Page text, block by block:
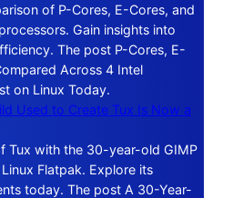
of P-Cores, E-Cores, and
Gain insights into
The post P-Cores, E-
Across 4 Intel
on Linux Today.
Used to Create Tux Is Now a
Tux with the 30-year-old GIMP
Flatpak. Explore its
today. The post A 30-Year-